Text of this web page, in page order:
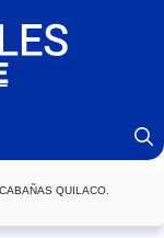
CABAÑAS QUILACO.